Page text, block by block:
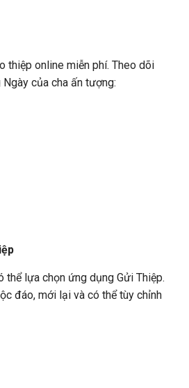
thiệp online miễn phí. Theo dõi
của cha ấn tượng:
thể lựa chọn ứng dụng Gửi Thiệp.
đáo, mới lại và có thể tùy chỉnh